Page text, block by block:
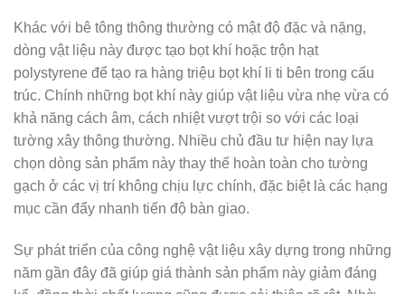
Khác với bê tông thông thường có mật độ đặc và nặng,
dòng vật liệu này được tạo bọt khí hoặc trộn hạt
polystyrene để tạo ra hàng triệu bọt khí li ti bên trong cấu
trúc. Chính những bọt khí này giúp vật liệu vừa nhẹ vừa có
khả năng cách âm, cách nhiệt vượt trội so với các loại
tường xây thông thường. Nhiều chủ đầu tư hiện nay lựa
chọn dòng sản phẩm này thay thế hoàn toàn cho tường
gạch ở các vị trí không chịu lực chính, đặc biệt là các hạng
mục cần đẩy nhanh tiến độ bàn giao.
Sự phát triển của công nghệ vật liệu xây dựng trong những
năm gần đây đã giúp giá thành sản phẩm này giảm đáng